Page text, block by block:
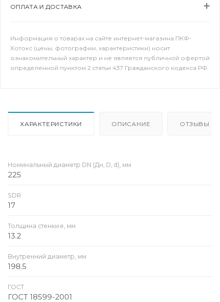
ОПЛАТА И ДОСТАВКА
Информация о товарах на сайте интернет-магазина ПКФ-
Хотокс (цены, фотографии, характеристики) носит
ознакомительный характер и не является публичной офертой
определенной пунктом 2 статьи 437 Гражданского кодекса РФ.
ХАРАКТЕРИСТИКИ ОПИСАНИЕ ОТЗЫВЫ
Номинальный диаметр DN (Дн, D, d), мм
225
SDR
17
Толщина стенки e, мм
13.2
Внутренний диаметр, мм
198.5
ГОСТ
ГОСТ 18599-2001